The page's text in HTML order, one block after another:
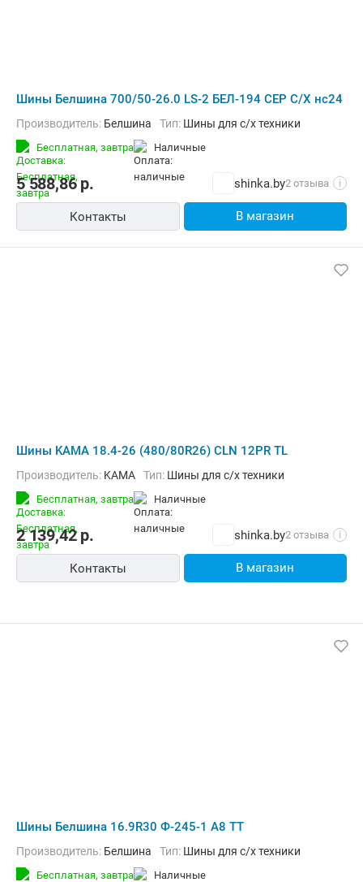
Шины Белшина 700/50-26.0 LS-2 БЕЛ-194 СЕР С/Х нс24
Производитель: Белшина Тип: Шины для с/х техники
Бесплатная, завтра наличные
5 588,86р. shinka.by2 отзыва i
Контакты В магазин
Шины KAMA 18.4-26 (480/80R26) CLN 12PR TL
Производитель: KAMA Тип: Шины для с/х техники
Бесплатная, завтра наличные
2 139,42р. shinka.by2 отзыва i
Контакты В магазин
Шины Белшина 16.9R30 Ф-245-1 A8 TT
Производитель: Белшина Тип: Шины для с/х техники
Бесплатная, завтра наличные